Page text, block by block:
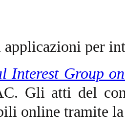
per
Interest Group
Gli atti del
online tramite